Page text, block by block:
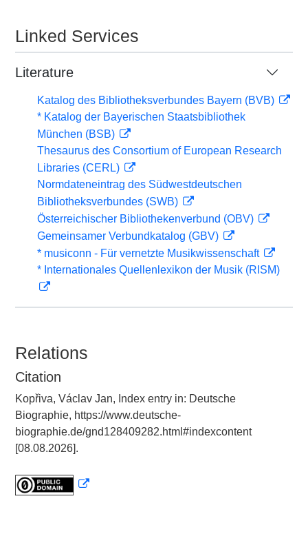
Linked Services
Literature
Katalog des Bibliotheksverbundes Bayern (BVB)
* Katalog der Bayerischen Staatsbibliothek
München (BSB)
Thesaurus des Consortium of European Research
Libraries (CERL)
Normdateneintrag des Südwestdeutschen
Bibliotheksverbundes (SWB)
Österreichischer Bibliothekenverbund (OBV)
Gemeinsamer Verbundkatalog (GBV)
* musiconn - Für vernetzte Musikwissenschaft
* Internationales Quellenlexikon der Musik (RISM)
Relations
Citation
Kopřiva, Václav Jan, Index entry in: Deutsche
Biographie, https://www.deutsche-
biographie.de/gnd128409282.html#indexcontent
[08.08.2026].